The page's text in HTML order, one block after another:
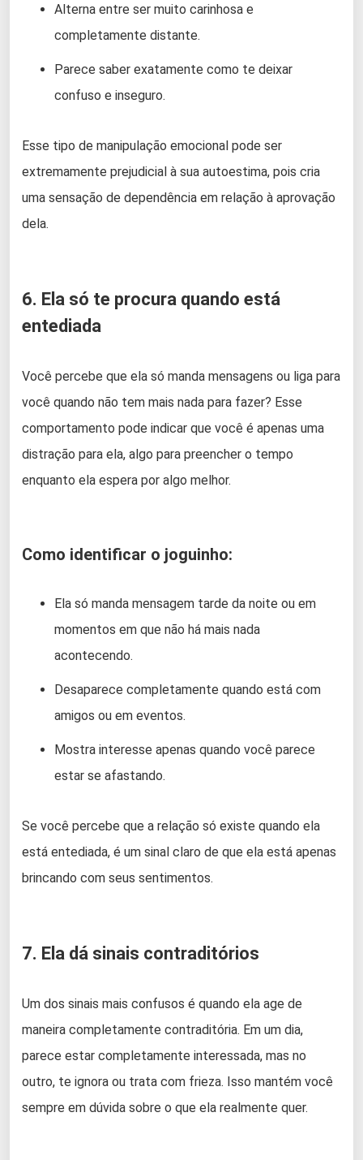
Alterna entre ser muito carinhosa e
completamente distante.
Parece saber exatamente como te deixar
confuso e inseguro.
Esse tipo de manipulação emocional pode ser
extremamente prejudicial à sua autoestima, pois cria
uma sensação de dependência em relação à aprovação
dela.
6. Ela só te procura quando está
entediada
Você percebe que ela só manda mensagens ou liga para
você quando não tem mais nada para fazer? Esse
comportamento pode indicar que você é apenas uma
distração para ela, algo para preencher o tempo
enquanto ela espera por algo melhor.
Como identificar o joguinho:
Ela só manda mensagem tarde da noite ou em
momentos em que não há mais nada
acontecendo.
Desaparece completamente quando está com
amigos ou em eventos.
Mostra interesse apenas quando você parece
estar se afastando.
Se você percebe que a relação só existe quando ela
está entediada, é um sinal claro de que ela está apenas
brincando com seus sentimentos.
7. Ela dá sinais contraditórios
Um dos sinais mais confusos é quando ela age de
maneira completamente contraditória. Em um dia,
parece estar completamente interessada, mas no
outro, te ignora ou trata com frieza. Isso mantém você
sempre em dúvida sobre o que ela realmente quer.